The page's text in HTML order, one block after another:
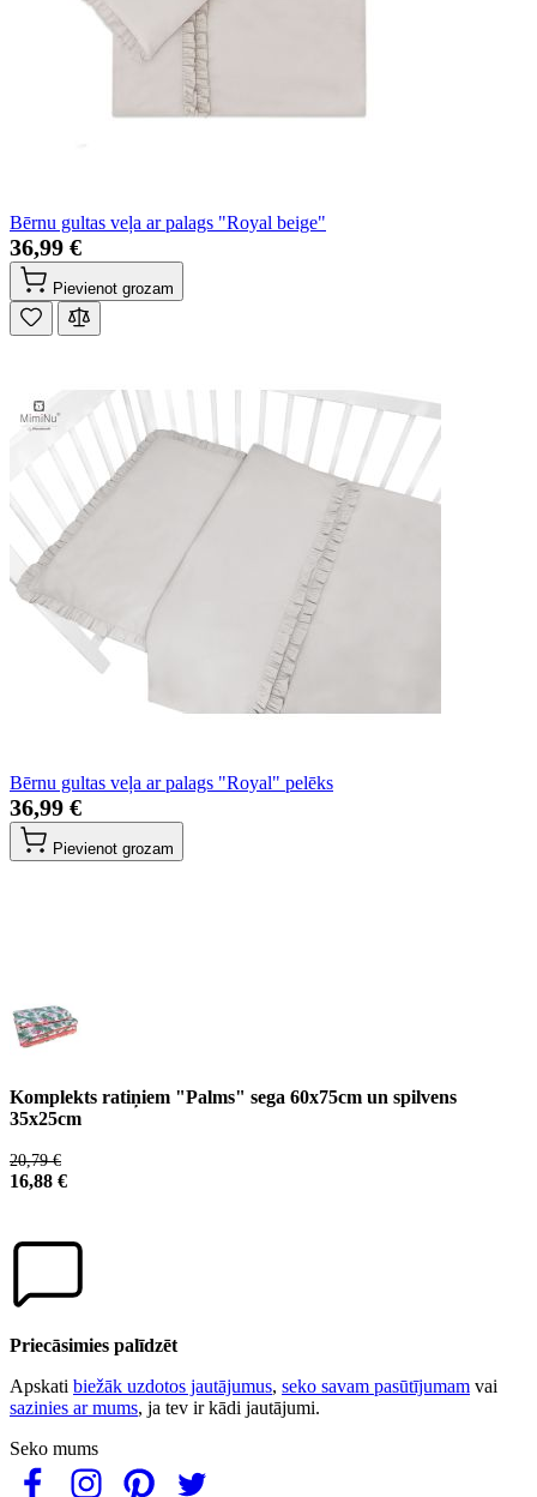
Bērnu gultas veļa ar palags "Royal beige"
36,99 €
Pievienot grozam
Bērnu gultas veļa ar palags "Royal" pelēks
36,99 €
Pievienot grozam
Komplekts ratiņiem "Palms" sega 60x75cm un spilvens
35x25cm
20,79 €
16,88 €
Priecāsimies palīdzēt
Apskati biežāk uzdotos jautājumus, seko savam pasūtījumam vai
sazinies ar mums, ja tev ir kādi jautājumi.
Seko mums